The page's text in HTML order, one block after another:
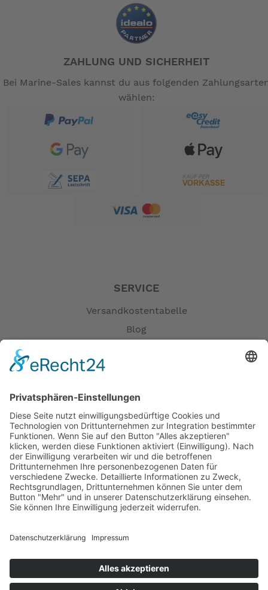
ZAHLUNG UND SICHERHEIT
Bei Marine-Sales kannst du aus folgenden
wählen:
SERVICE
Versandkostentabelle
Blog
Öffnungszeiten
Versandpartner
Verfügbarkeiten
Zahlung und Versand
Datenschutz
Fernabsatz
Widerrufsrecht MS
Widerrufsrecht bei Reparatur
Kontakt